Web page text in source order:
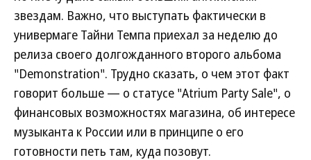
звездам. Важно, что выступать фактически в
универмаге Тайни Темпа приехал за неделю до
релиза своего долгожданного второго альбома
"Demonstration". Трудно сказать, о чем этот факт
говорит больше — о статусе "Atrium Party Sale", о
финансовых возможностях магазина, об интересе
музыканта к России или в принципе о его
готовности петь там, куда позовут.